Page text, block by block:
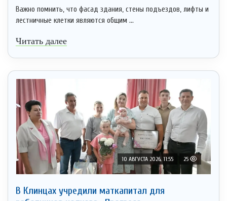
Важно помнить, что фасад здания, стены подъездов, лифты и
лестничные клетки являются общим ...
Читать далее
10 АВГУСТА 2026, 11:55 25
В Клинцах учредили маткапитал для